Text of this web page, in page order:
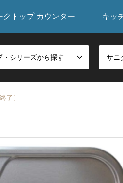
クトップ カウンター キッ
・シリーズから探す
了）